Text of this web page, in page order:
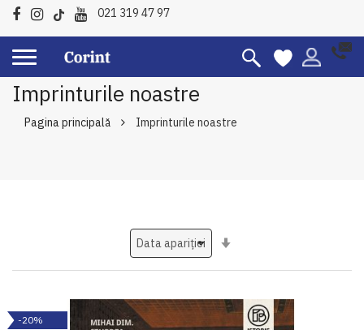
021 319 47 97
Imprinturile noastre
Pagina principală Imprinturile noastre
-20%